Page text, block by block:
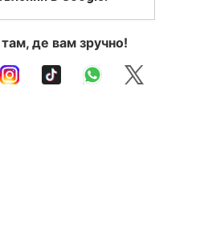
де вам зручно!